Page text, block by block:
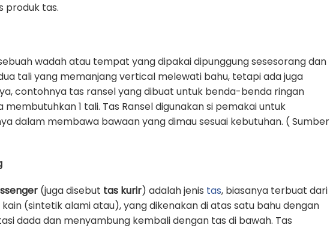
produk tas.
wadah atau tempat yang dipakai dipunggung sesesorang dan
tali yang memanjang vertical melewati bahu, tetapi ada juga
contohnya tas ransel yang dibuat untuk benda-benda ringan
membutuhkan 1 tali. Tas Ransel digunakan si pemakai untuk
dalam membawa bawaan yang dimau sesuai kebutuhan. ( Sumber
(juga disebut tas kurir) adalah jenis tas, biasanya terbuat dari
(sintetik alami atau), yang dikenakan di atas satu bahu dengan
dada dan menyambung kembali dengan tas di bawah. Tas